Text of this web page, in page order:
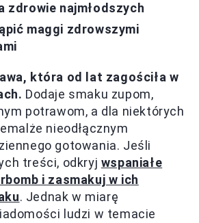
zdrowie najmłodszych
maggi zdrowszymi
która od lat zagościła w
Dodaje smaku zupom,
potrawom, a dla niektórych
nieodłącznym
gotowania. Jeśli
treści, odkryj wspaniałe
i zasmakuj w ich
. Jednak w miarę
ludzi w temacie